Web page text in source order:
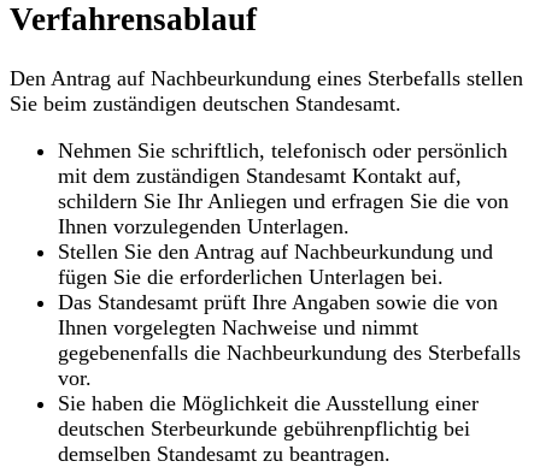
Verfahrensablauf
Den Antrag auf Nachbeurkundung eines Sterbefalls stellen
Sie beim zuständigen deutschen Standesamt.
Nehmen Sie schriftlich, telefonisch oder persönlich
mit dem zuständigen Standesamt Kontakt auf,
schildern Sie Ihr Anliegen und erfragen Sie die von
Ihnen vorzulegenden Unterlagen.
Stellen Sie den Antrag auf Nachbeurkundung und
fügen Sie die erforderlichen Unterlagen bei.
Das Standesamt prüft Ihre Angaben sowie die von
Ihnen vorgelegten Nachweise und nimmt
gegebenenfalls die Nachbeurkundung des Sterbefalls
vor.
Sie haben die Möglichkeit die Ausstellung einer
deutschen Sterbeurkunde gebührenpflichtig bei
demselben Standesamt zu beantragen.